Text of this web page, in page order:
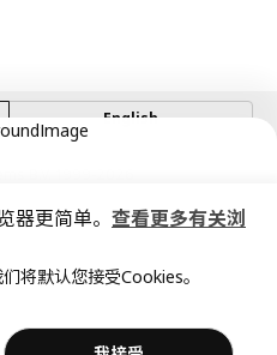
English
31010402001069号
号
专业，现货供应
器更简单。 查看更多有关浏
将默认您接受Cookies。